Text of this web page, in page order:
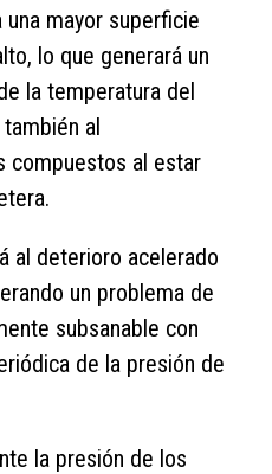
mayor superficie
lo que generará un
la temperatura del
al
compuestos al estar
al deterioro acelerado
un problema de
subsanable con
de la presión de
la presión de los